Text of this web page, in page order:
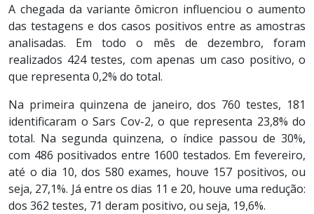
A chegada da variante ômicron influenciou o aumento
das testagens e dos casos positivos entre as amostras
analisadas. Em todo o mês de dezembro, foram
realizados 424 testes, com apenas um caso positivo, o
que representa 0,2% do total.
Na primeira quinzena de janeiro, dos 760 testes, 181
identificaram o Sars Cov-2, o que representa 23,8% do
total. Na segunda quinzena, o índice passou de 30%,
com 486 positivados entre 1600 testados. Em fevereiro,
até o dia 10, dos 580 exames, houve 157 positivos, ou
seja, 27,1%. Já entre os dias 11 e 20, houve uma redução:
dos 362 testes, 71 deram positivo, ou seja, 19,6%.